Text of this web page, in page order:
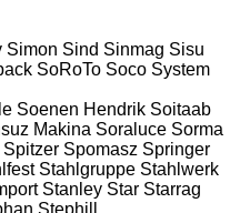
Simon Sind Sinmag Sisu
SoRoTo Soco System
Soenen Hendrik Soitaab
Makina Soraluce Sorma
Spitzer Spomasz Springer
Stahlgruppe Stahlwerk
Stanley Star Starrag
Stephill